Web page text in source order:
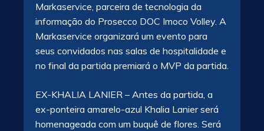
Markaservice, parceira de tecnologia da
informação do Prosecco DOC Imoco Volley. A
Markaservice organizará um evento para
seus convidados nas salas de hospitalidade e
no final da partida premiará o MVP da partida.
EX-KHALIA LANIER – Antes da partida, a
ex-ponteira amarelo-azul Khalia Lanier será
homenageada com um buquê de flores. Será